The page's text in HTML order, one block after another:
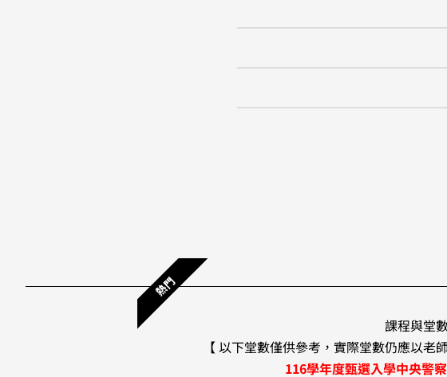
熱門
課程與堂
【 以下堂數僅供參考，實際堂數仍應以老
116學年度甄選入學中央警